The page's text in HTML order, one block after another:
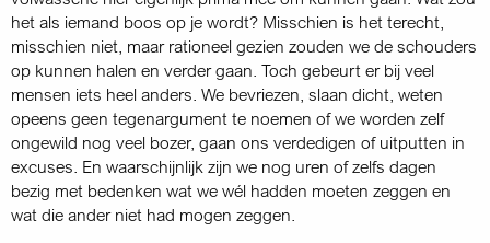
het als iemand boos op je wordt? Misschien is het terecht,
misschien niet, maar rationeel gezien zouden we de schouders
op kunnen halen en verder gaan. Toch gebeurt er bij veel
mensen iets heel anders. We bevriezen, slaan dicht, weten
opeens geen tegenargument te noemen of we worden zelf
ongewild nog veel bozer, gaan ons verdedigen of uitputten in
excuses. En waarschijnlijk zijn we nog uren of zelfs dagen
bezig met bedenken wat we wél hadden moeten zeggen en
wat die ander niet had mogen zeggen.